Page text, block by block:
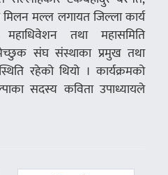
मल्ल लगायत जिल्ला कार्य
महाधिवेशन तथा महासमिति
संघ संस्थाका प्रमुख तथा
रहेको थियो । कार्यक्रमको
सदस्य कविता उपाध्यायले